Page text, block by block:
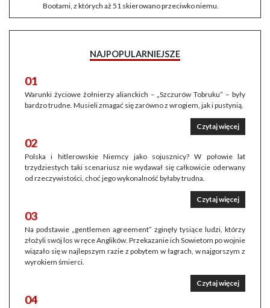
Bootami, z których aż 51 skierowano przeciwko niemu.
NAJPOPULARNIEJSZE
01
Warunki życiowe żołnierzy alianckich – „Szczurów Tobruku” – były
bardzo trudne. Musieli zmagać się zarówno z wrogiem, jak i pustynią.
Czytaj więcej
02
Polska i hitlerowskie Niemcy jako sojusznicy? W połowie lat
trzydziestych taki scenariusz nie wydawał się całkowicie oderwany
od rzeczywistości, choć jego wykonalność byłaby trudna.
Czytaj więcej
03
Na podstawie „gentlemen agreement” zginęły tysiące ludzi, którzy
złożyli swój los w ręce Anglików. Przekazanie ich Sowietom po wojnie
wiązało się w najlepszym razie z pobytem w łagrach, w najgorszym z
wyrokiem śmierci.
Czytaj więcej
04